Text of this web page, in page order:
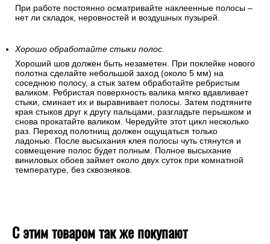
При работе постоянно осматривайте наклеенные полосы –
нет ли складок, неровностей и воздушных пузырей.
Хорошо обработайте стыки полос.
Хороший шов должен быть незаметен. При поклейке нового
полотна сделайте небольшой заход (около 5 мм) на
соседнюю полосу, а стык затем обработайте ребристым
валиком. Ребристая поверхность валика мягко вдавливает
стыки, сминает их и выравнивает полосы. Затем подтяните
края стыков друг к другу пальцами, разгладьте перышком и
снова прокатайте валиком. Чередуйте этот цикл несколько
раз. Переход полотнищ должен ощущаться только
ладонью. После высыхания клея полосы чуть стянутся и
совмещение полос будет полным. Полное высыхание
виниловых обоев займет около двух суток при комнатной
температуре, без сквозняков.
С этим товаром так же покупают